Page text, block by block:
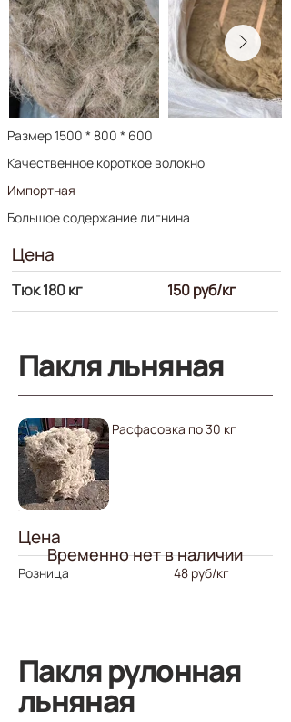
Размер 1500 * 800 * 600
Качественное короткое волокно
Импортная
Большое содержание лигнина
Цена
Тюк 180 кг 150 руб/кг
Пакля льняная
Расфасовка по 30 кг
Цена
Розница 48 руб/кг
Временно нет в наличии
Пакля рулонная
льняная